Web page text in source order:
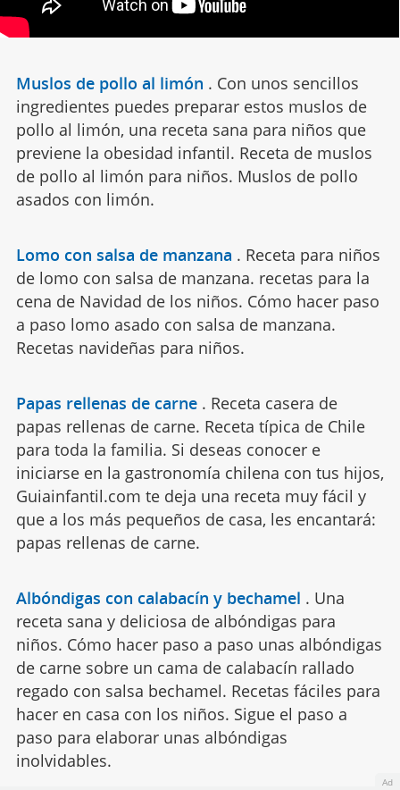
Muslos de pollo al limón . Con unos sencillos
ingredientes puedes preparar estos muslos de
pollo al limón, una receta sana para niños que
previene la obesidad infantil. Receta de muslos
de pollo al limón para niños. Muslos de pollo
asados con limón.
Lomo con salsa de manzana . Receta para niños
de lomo con salsa de manzana. recetas para la
cena de Navidad de los niños. Cómo hacer paso
a paso lomo asado con salsa de manzana.
Recetas navideñas para niños.
Papas rellenas de carne . Receta casera de
papas rellenas de carne. Receta típica de Chile
para toda la familia. Si deseas conocer e
iniciarse en la gastronomía chilena con tus hijos,
Guiainfantil.com te deja una receta muy fácil y
que a los más pequeños de casa, les encantará:
papas rellenas de carne.
Albóndigas con calabacín y bechamel . Una
receta sana y deliciosa de albóndigas para
niños. Cómo hacer paso a paso unas albóndigas
de carne sobre un cama de calabacín rallado
regado con salsa bechamel. Recetas fáciles para
hacer en casa con los niños. Sigue el paso a
paso para elaborar unas albóndigas
inolvidables.
Ad